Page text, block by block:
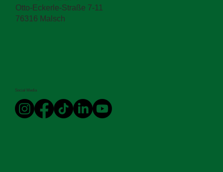
Zwischen den Schichten entscheidet sich
die Haltbarkeit
Otto-Eckerle-Straße 7-11
76316 Malsch
Social Media